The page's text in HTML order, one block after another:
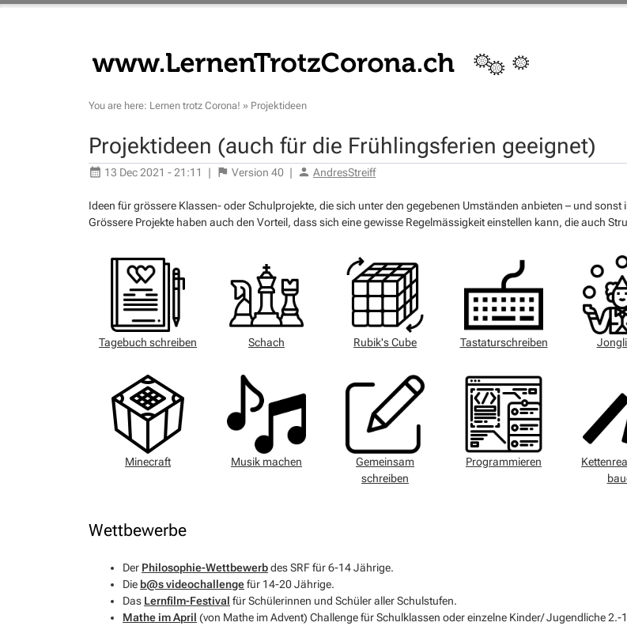
You are here: Lernen trotz Corona! » Projektideen
Projektideen (auch für die Frühlingsferien geeignet)
13 Dec 2021 - 21:11 | Version 40 | AndresStreiff
Ideen für grössere Klassen- oder Schulprojekte, die sich unter den gegebenen Umständen anbieten – und sonst
Grössere Projekte haben auch den Vorteil, dass sich eine gewisse Regelmässigkeit einstellen kann, die auch
Tagebuch schreiben Schach Rubik's Cube Tastaturschreiben
Minecraft Musik machen
Gemeinsam
schreiben
Programmieren
Wettbewerbe
Der Philosophie-Wettbewerbdes SRF für 6-14 Jährige.
Die b@s videochallengefür 14-20 Jährige.
Das Lernfilm-Festival für Schülerinnen und Schüler aller Schulstufen.
Mathe im April (von Mathe im Advent) Challenge für Schulklassen oder einzelne Kinder/ Jugendliche 2.-